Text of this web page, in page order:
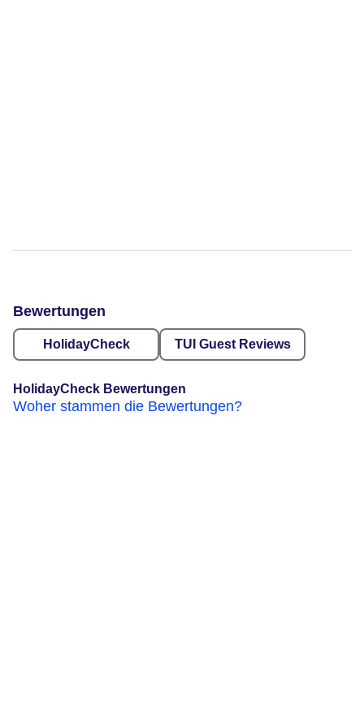
Bewertungen
HolidayCheck TUI Guest Reviews
HolidayCheck Bewertungen
Woher stammen die Bewertungen?